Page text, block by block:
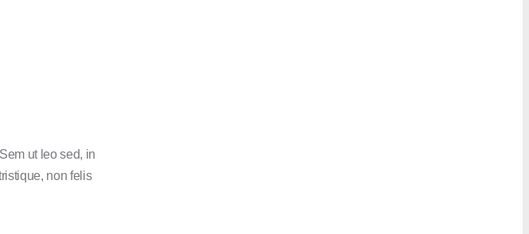
ut leo sed, in
non felis